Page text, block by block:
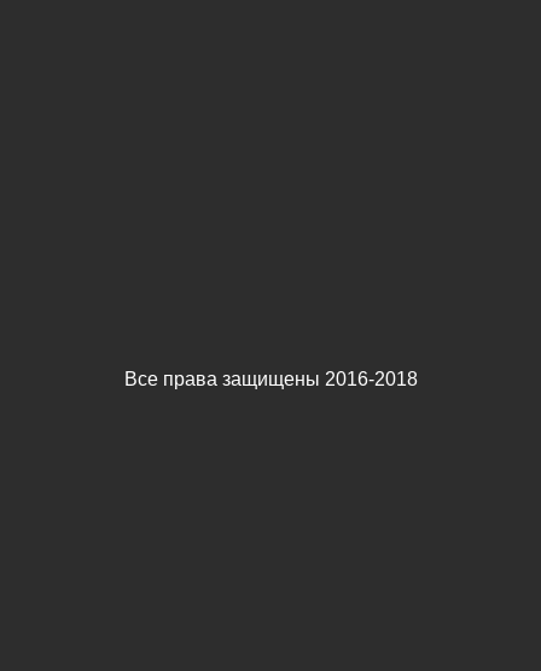
Все права защищены 2016-2018